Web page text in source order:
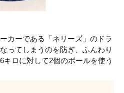
カーである「ネリーズ」のドラ
ってしまうのを防ぎ、ふんわり
ロに対して2個のボールを使う